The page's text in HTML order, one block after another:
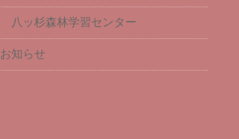
八ッ杉森林学習センター
お知らせ